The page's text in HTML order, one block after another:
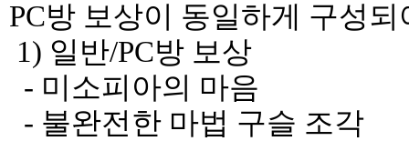
PC방 보상이 동일하게 구성
1) 일반/PC방 보상
- 미소피아의 마음
- 불완전한 마법 구슬 조각